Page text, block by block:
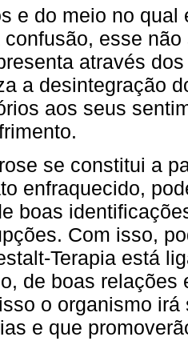
e do meio no
confusão, esse
através
a desintegração
aos seus
se constitui a
enfraquecido,
boas
Com isso,
Terapia está
de boas
o organismo
e que